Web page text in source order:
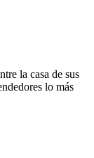
la casa de sus
lo más